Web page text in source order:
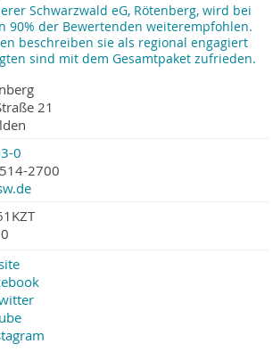
Schwarzwald eG, Rötenberg, wird bei
90% der Bewertenden weiterempfohlen.
beschreiben sie als regional engagiert
sind mit dem Gesamtpaket zufrieden.
21
0
2700